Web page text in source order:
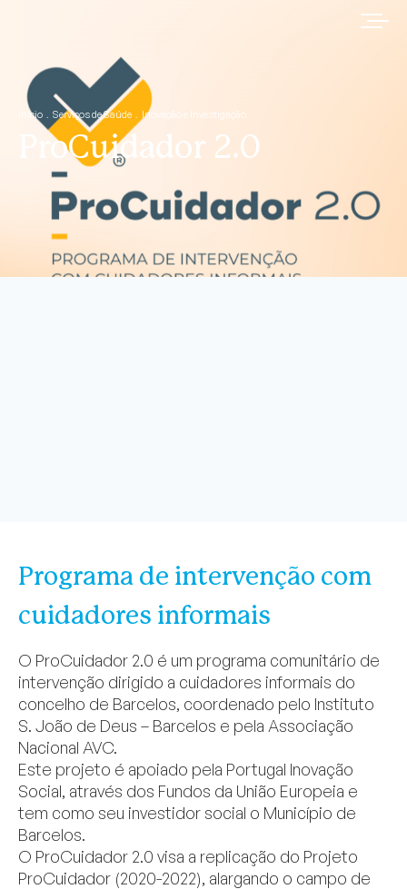
Início Serviços de Saúde Inovação e Investigação
ProCuidador 2.0
Programa de intervenção com
cuidadores informais
O ProCuidador 2.0 é um programa comunitário de
intervenção dirigido a cuidadores informais do
concelho de Barcelos, coordenado pelo Instituto
S. João de Deus – Barcelos e pela Associação
Nacional AVC.
Este projeto é apoiado pela Portugal Inovação
Social, através dos Fundos da União Europeia e
tem como seu investidor social o Município de
Barcelos.
O ProCuidador 2.0 visa a replicação do Projeto
ProCuidador (2020-2022), alargando o campo de